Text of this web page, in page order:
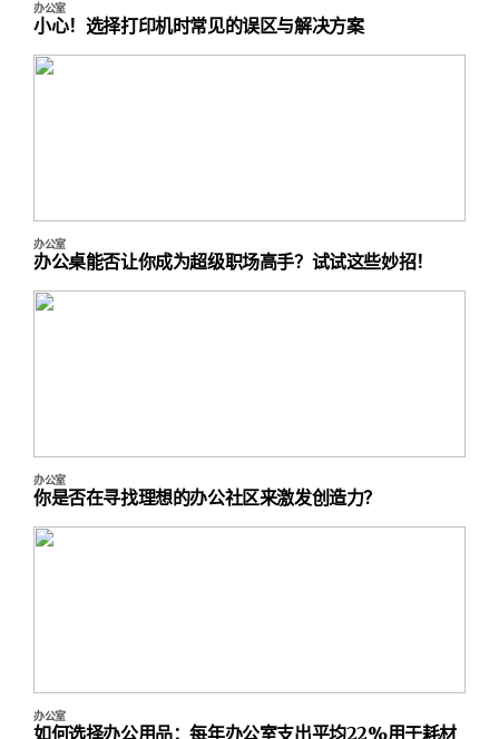
小心！选择打印机时常见的误区与解决方案
办公室
办公桌能否让你成为超级职场高手？试试这些妙招！
办公室
你是否在寻找理想的办公社区来激发创造力？
办公室
如何选择办公用品：每年办公室支出平均22%用于耗材
办公室